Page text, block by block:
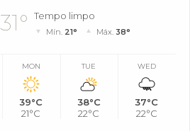
31° Tempo limpo
Mín. 21° Máx. 38°
MON
39°C
21°C
TUE
38°C
22°C
WED
37°C
22°C